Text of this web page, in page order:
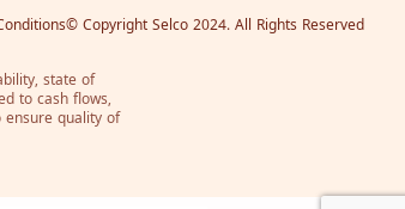
© Copyright Selco 2024. All Rights Reserved
state of
to cash flows,
ensure quality of